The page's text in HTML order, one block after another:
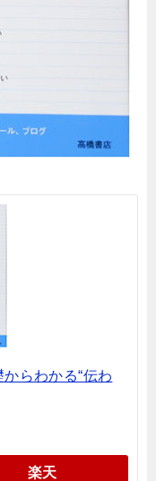
らわかる“伝わ
楽天